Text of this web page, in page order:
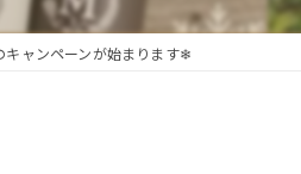
ャンペーンが始まります❄